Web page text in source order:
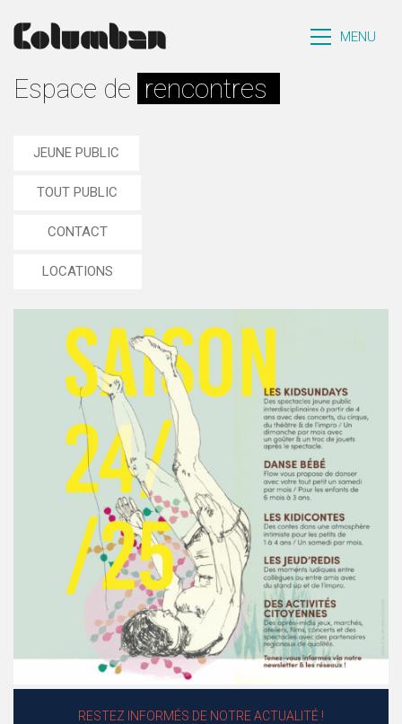
MENU
Espace de rencontres
JEUNE PUBLIC
TOUT PUBLIC
CONTACT
LOCATIONS
RESTEZ INFORMÉS DE NOTRE ACTUALITÉ !